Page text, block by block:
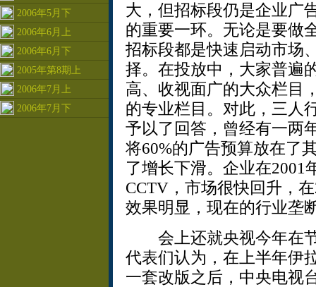
2006年5月下
2006年6月上
2006年6月下
2005年第8期上
2006年7月上
2006年7月下
大，但招标段仍是企业广
的重要一环。无论是要做
招标段都是快速启动市场
择。在投放中，大家普遍
高、收视面广的大众栏目
的专业栏目。对此，三人
予以了回答，曾经有一两
将60%的广告预算放在了
了增长下滑。企业在2001
CCTV，市场很快回升，
效果明显，现在的行业垄
会上还就央视今年在节
代表们认为，在上半年伊
一套改版之后，中央电视